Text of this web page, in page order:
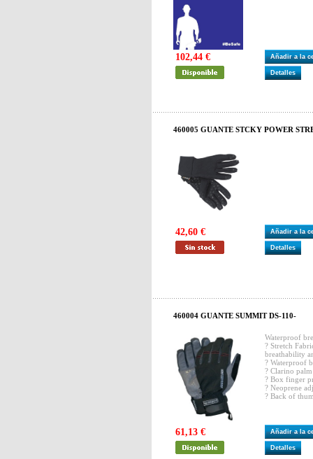
102,44 € Añadir a la
Detalles
460005 GUANTE STCKY POWER
42,60 € Añadir a la
Detalles
460004 GUANTE SUMMIT DS-110-
Waterproof
? Stretch
breathability
? Waterproof
? Clarino
? Box finger
? Neoprene
? Back of
61,13 € Añadir a la
Detalles